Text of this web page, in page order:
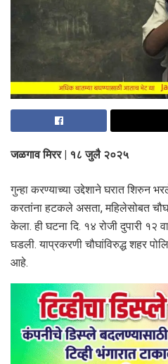
जळगाव मिरर | १८ जुलै २०२५
गुन्हा करण्याच्या उद्देशाने घरात शिरुन
करतांना हटकले असता, महिलेसोबत
केला. ही घटना दि. १४ रोजी दुपारी १२
घडली. याप्रकरणी चौघांविरुद्ध शहर
आहे.